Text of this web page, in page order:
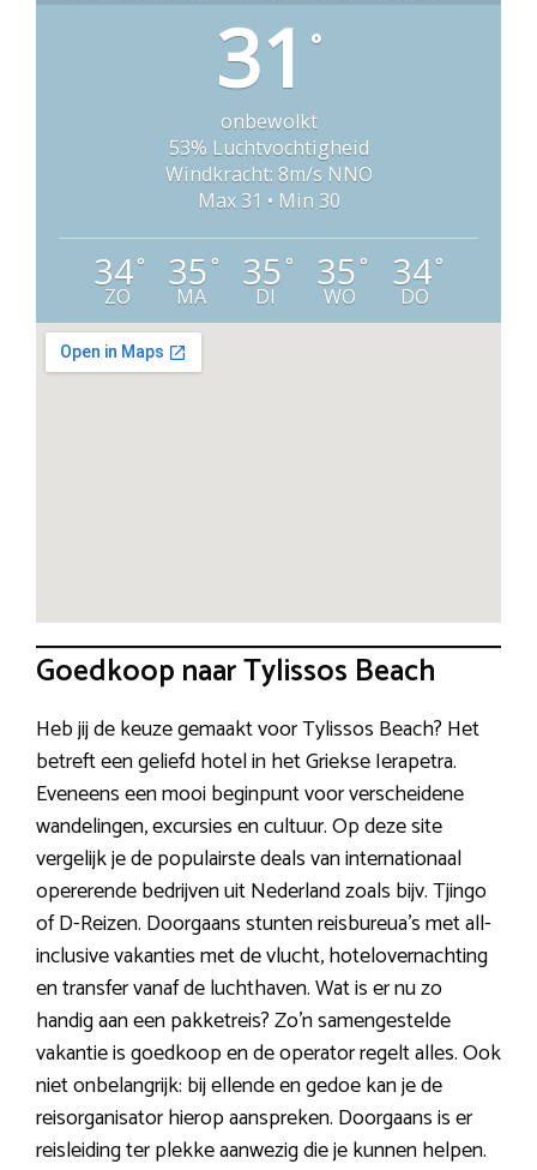
31 °
onbewolkt
53% Luchtvochtigheid
Windkracht: 8m/s NNO
Max 31 • Min 30
34°
ZO
35°
MA
35°
DI
35°
WO
34°
DO
Goedkoop naar Tylissos Beach
Heb jij de keuze gemaakt voor Tylissos Beach? Het
betreft een geliefd hotel in het Griekse Ierapetra.
Eveneens een mooi beginpunt voor verscheidene
wandelingen, excursies en cultuur. Op deze site
vergelijk je de populairste deals van internationaal
opererende bedrijven uit Nederland zoals bijv. Tjingo
of D-Reizen. Doorgaans stunten reisbureua’s met all-
inclusive vakanties met de vlucht, hotelovernachting
en transfer vanaf de luchthaven. Wat is er nu zo
handig aan een pakketreis? Zo’n samengestelde
vakantie is goedkoop en de operator regelt alles. Ook
niet onbelangrijk: bij ellende en gedoe kan je de
reisorganisator hierop aanspreken. Doorgaans is er
reisleiding ter plekke aanwezig die je kunnen helpen.